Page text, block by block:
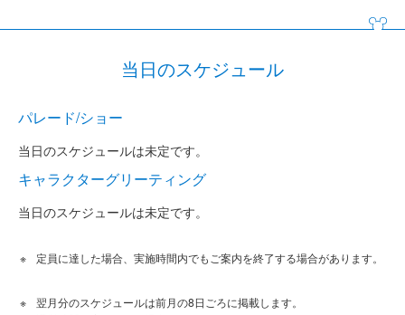
当日のスケジュール
パレード/ショー
当日のスケジュールは未定です。
キャラクターグリーティング
当日のスケジュールは未定です。
定員に達した場合、実施時間内でもご案内を終了する場合があります。
翌月分のスケジュールは前月の8日ごろに掲載します。